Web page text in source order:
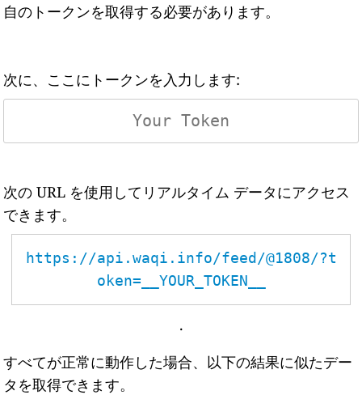
自のトークンを取得する必要があります。
次に、ここにトークンを入力します:
次の URL を使用してリアルタイム データにアクセス
できます。
https://api.waqi.info/feed/@1808/?t
oken=__YOUR_TOKEN__
.
すべてが正常に動作した場合、以下の結果に似たデー
タを取得できます。